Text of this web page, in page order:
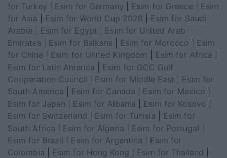
for Turkey
Esim for Germany Esim for Greece
Esim
for Asia
Esim for World Cup 2026
Esim for Saudi
Arabia
Esim for Egypt
Esim for United Arab
Emirates
Esim for Balkans Esim for Morocco
Esim
for China
Esim for United Kingdom Esim for Africa
Esim for Latin America
Esim for GCC Gulf
Cooperation Council
Esim for Middle East
Esim for
South America
Esim for Canada Esim for Mexico
Esim for Japan
Esim for Albania Esim for Kosovo
Esim for Switzerland
Esim for Tunisia
Esim for
South Africa
Esim for Algeria Esim for Portugal
Esim for Brazil
Esim for Argentina
Esim for
Colombia
Esim for Hong Kong Esim for Thailand